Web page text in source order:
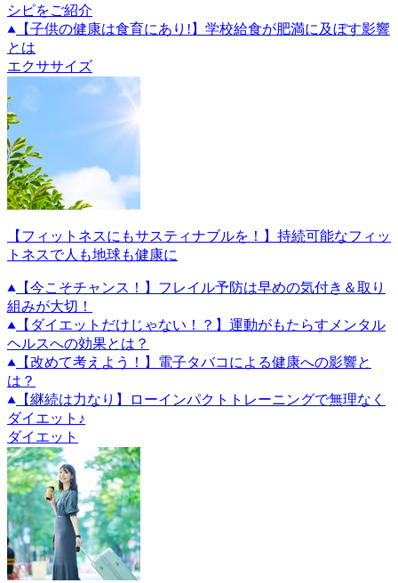
シピをご紹介
【子供の健康は食育にあり!】学校給食が肥満に及ぼす影響
とは
エクササイズ
【フィットネスにもサスティナブルを！】持続可能なフィッ
トネスで人も地球も健康に
【今こそチャンス！】フレイル予防は早めの気付き＆取り
組みが大切！
【ダイエットだけじゃない！？】運動がもたらすメンタル
ヘルスへの効果とは？
【改めて考えよう！】電子タバコによる健康への影響と
は？
【継続は力なり】ローインパクトトレーニングで無理なく
ダイエット♪
ダイエット